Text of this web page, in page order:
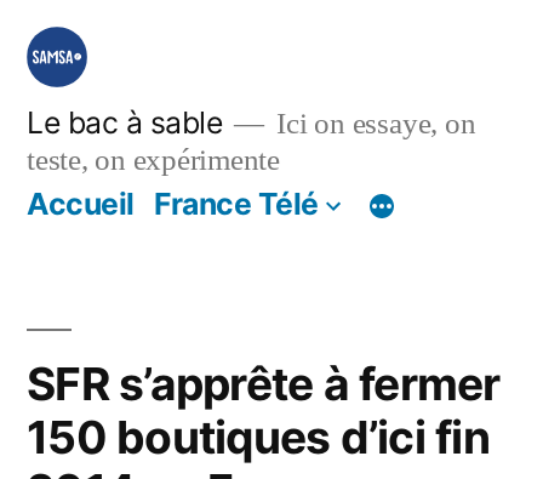
Aller
contenu
Le bac à sable
Ici on essaye, on
teste, on expérimente
Accueil France Télé
SFR s’apprête à fermer
150 boutiques d’ici fin